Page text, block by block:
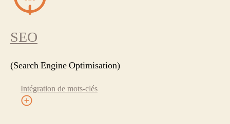
SEO
(Search Engine Optimisation)
Intégration de mots-clés